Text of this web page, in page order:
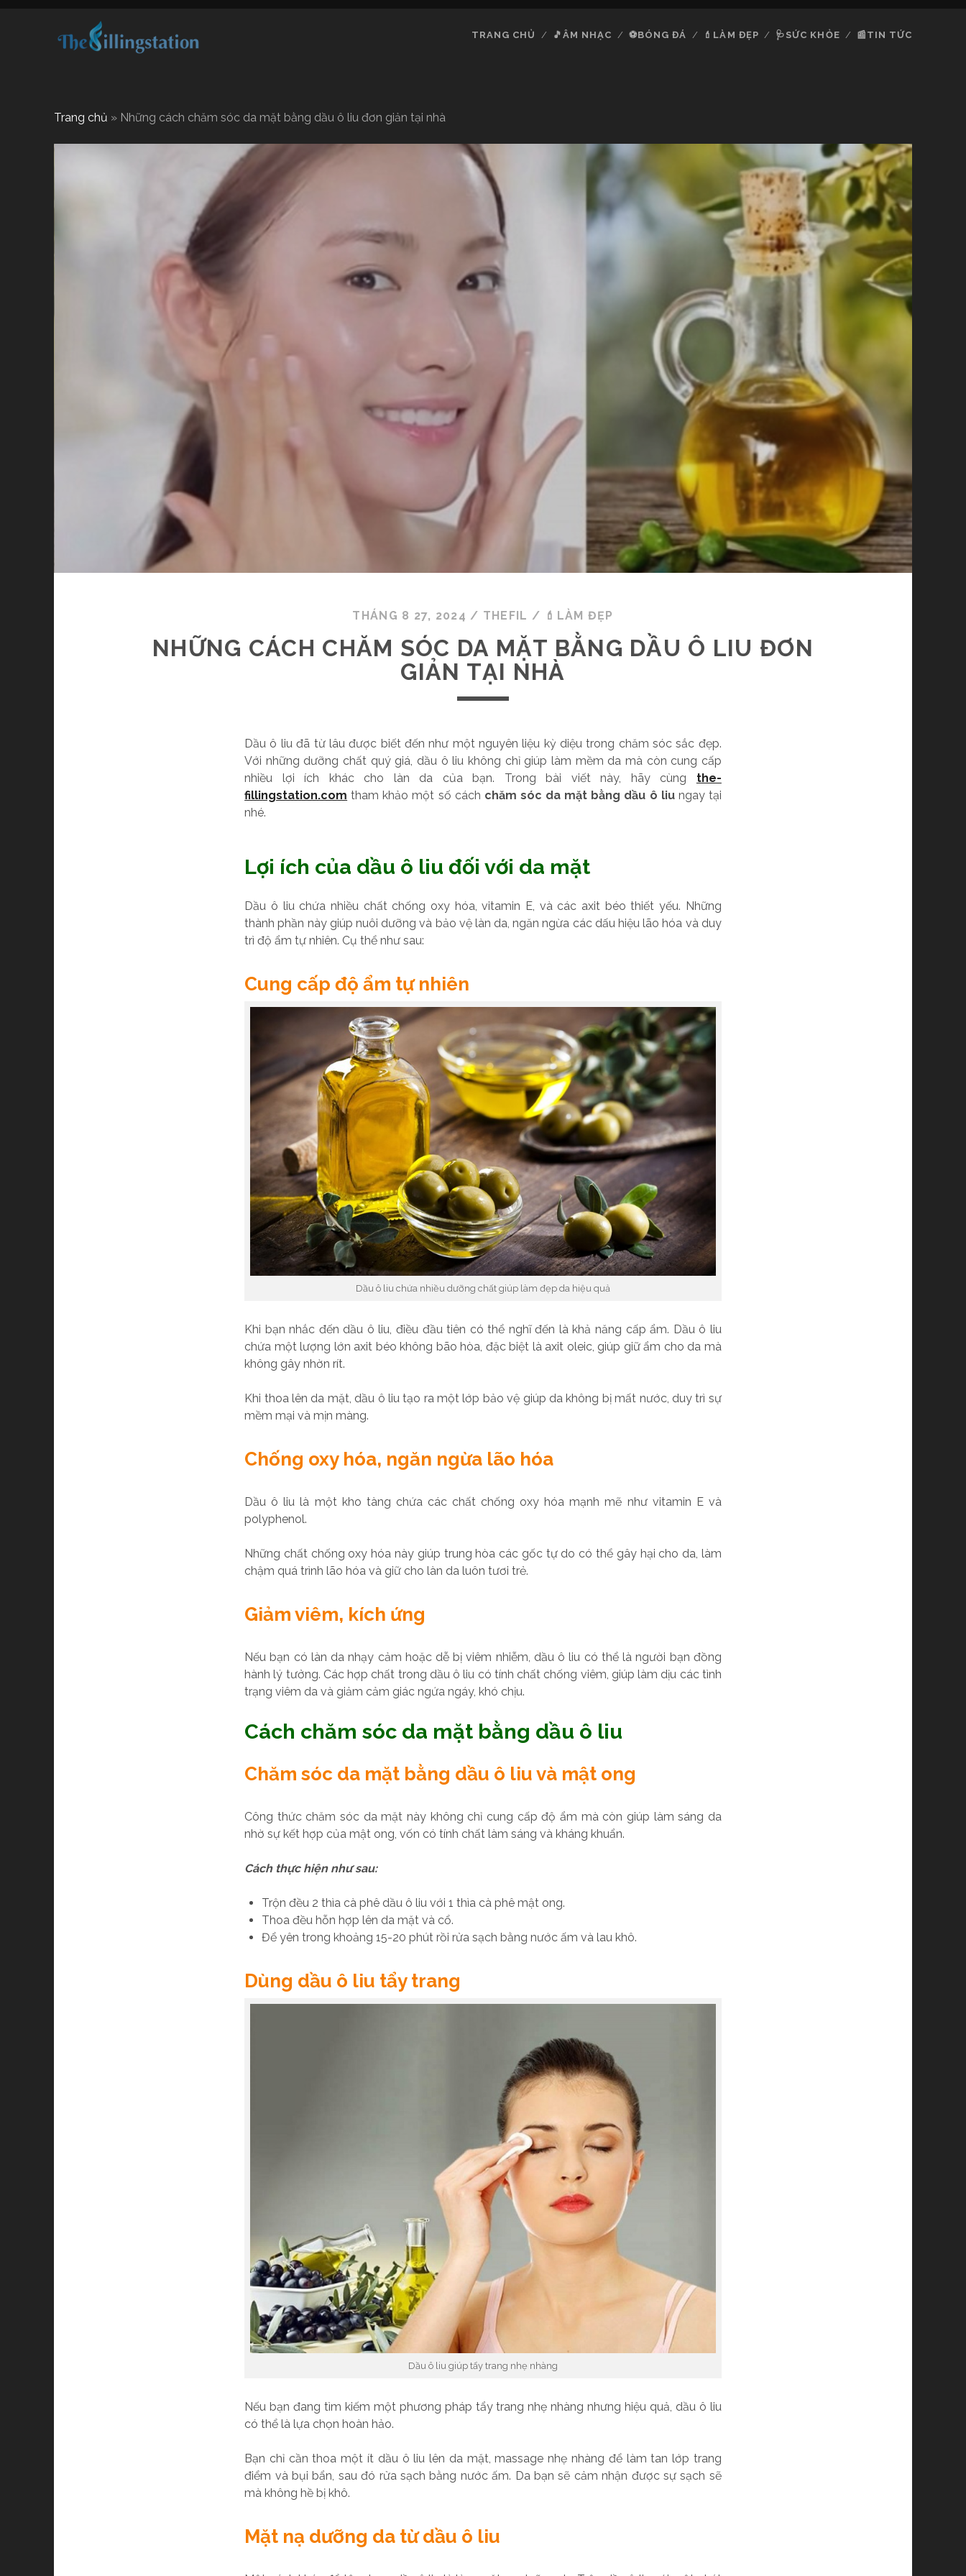
TRANG CHỦ 🎵ÂM NHẠC ⚽BÓNG ĐÁ 💄LÀM ĐẸP 🩺SỨC KHỎE 📰TIN TỨC
Trang chủ » Những cách chăm sóc da mặt bằng dầu ô liu đơn giản tại nhà
THÁNG 8 27, 2024 / THEFIL / 💄LÀM ĐẸP
NHỮNG CÁCH CHĂM SÓC DA MẶT BẰNG DẦU Ô LIU ĐƠN
GIẢN TẠI NHÀ
Dầu ô liu đã từ lâu được biết đến như một nguyên liệu kỳ diệu trong chăm sóc sắc đẹp.
Với những dưỡng chất quý giá, dầu ô liu không chỉ giúp làm mềm da mà còn cung cấp
nhiều lợi ích khác cho làn da của bạn. Trong bài viết này, hãy cùng the-
fillingstation.com tham khảo một số cách chăm sóc da mặt bằng dầu ô liungay tại
nhé.
Lợi ích của dầu ô liu đối với da mặt
Dầu ô liu chứa nhiều chất chống oxy hóa, vitamin E, và các axit béo thiết yếu. Những
thành phần này giúp nuôi dưỡng và bảo vệ làn da, ngăn ngừa các dấu hiệu lão hóa và duy
trì độ ẩm tự nhiên. Cụ thể như sau:
Cung cấp độ ẩm tự nhiên
Dầu ô liu chứa nhiều dưỡng chất giúp làm đẹp da hiệu quả
Khi bạn nhắc đến dầu ô liu, điều đầu tiên có thể nghĩ đến là khả năng cấp ẩm. Dầu ô liu
chứa một lượng lớn axit béo không bão hòa, đặc biệt là axit oleic, giúp giữ ẩm cho da mà
không gây nhờn rít.
Khi thoa lên da mặt, dầu ô liu tạo ra một lớp bảo vệ giúp da không bị mất nước, duy trì sự
mềm mại và mịn màng.
Chống oxy hóa, ngăn ngừa lão hóa
Dầu ô liu là một kho tàng chứa các chất chống oxy hóa mạnh mẽ như vitamin E và
polyphenol.
Những chất chống oxy hóa này giúp trung hòa các gốc tự do có thể gây hại cho da, làm
chậm quá trình lão hóa và giữ cho làn da luôn tươi trẻ.
Giảm viêm, kích ứng
Nếu bạn có làn da nhạy cảm hoặc dễ bị viêm nhiễm, dầu ô liu có thể là người bạn đồng
hành lý tưởng. Các hợp chất trong dầu ô liu có tính chất chống viêm, giúp làm dịu các tình
trạng viêm da và giảm cảm giác ngứa ngáy, khó chịu.
Cách chăm sóc da mặt bằng dầu ô liu
Chăm sóc da mặt bằng dầu ô liu và mật ong
Công thức chăm sóc da mặt này không chỉ cung cấp độ ẩm mà còn giúp làm sáng da
nhờ sự kết hợp của mật ong, vốn có tính chất làm sáng và kháng khuẩn.
Cách thực hiện như sau:
Trộn đều 2 thìa cà phê dầu ô liu với 1 thìa cà phê mật ong.
Thoa đều hỗn hợp lên da mặt và cổ.
Để yên trong khoảng 15-20 phút rồi rửa sạch bằng nước ấm và lau khô.
Dùng dầu ô liu tẩy trang
Dầu ô liu giúp tẩy trang nhẹ nhàng
Nếu bạn đang tìm kiếm một phương pháp tẩy trang nhẹ nhàng nhưng hiệu quả, dầu ô liu
có thể là lựa chọn hoàn hảo.
Bạn chỉ cần thoa một ít dầu ô liu lên da mặt, massage nhẹ nhàng để làm tan lớp trang
điểm và bụi bẩn, sau đó rửa sạch bằng nước ấm. Da bạn sẽ cảm nhận được sự sạch sẽ
mà không hề bị khô.
Mặt nạ dưỡng da từ dầu ô liu